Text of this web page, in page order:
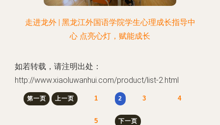
走进龙外 | 黑龙江外国语学院学生心理成长指导中
心 点亮心灯，赋能成长
如若转载，请注明出处：
http://www.xiaoluwanhui.com/product/list-2.html
第一页 上一页 1 2 3 4
5 下一页